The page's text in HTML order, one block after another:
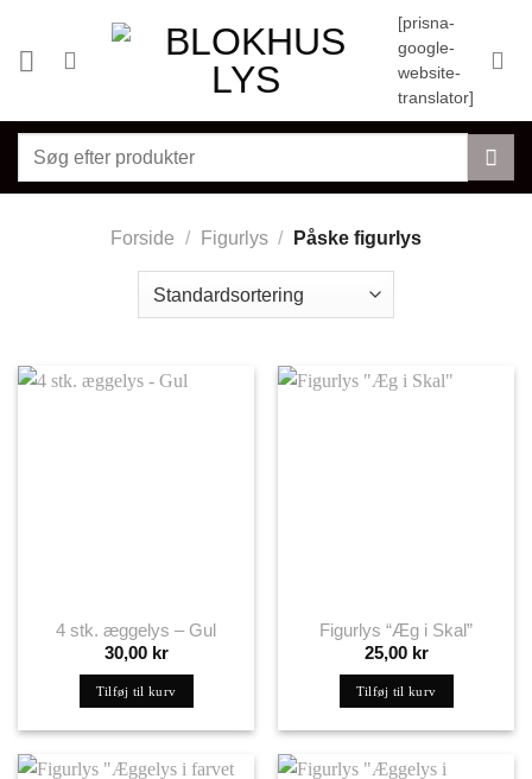
indhold
[prisna-
google-
website-
translator]
Søg
Forside / Figurlys / Påske figurlys
4 stk. æggelys – Gul
30,00 kr
Tilføj til kurv
Figurlys “Æg i Skal”
25,00 kr
Tilføj til kurv